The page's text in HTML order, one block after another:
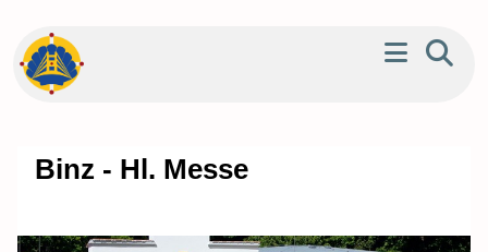
Binz - Hl. Messe